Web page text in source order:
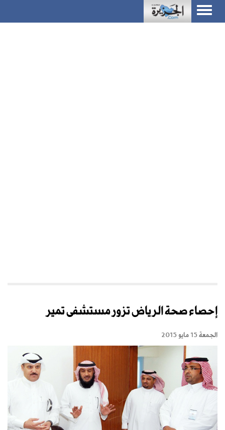
Toggle
navigation
إحصاء صحة الرياض تزور مستشفى تمير
الجمعة 15 مايو 2015